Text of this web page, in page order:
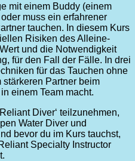
mit einem Buddy (einem
muss ein erfahrener
tauchen. In diesem Kurs
Risiken des Alleine-
und die Notwendigkeit
für den Fall der Fälle. In drei
für das Tauchen ohne
stärkeren Partner beim
einem Team macht.
Diver‘ teilzunehmen,
Water Diver und
bevor du im Kurs tauchst,
Specialty Instructor